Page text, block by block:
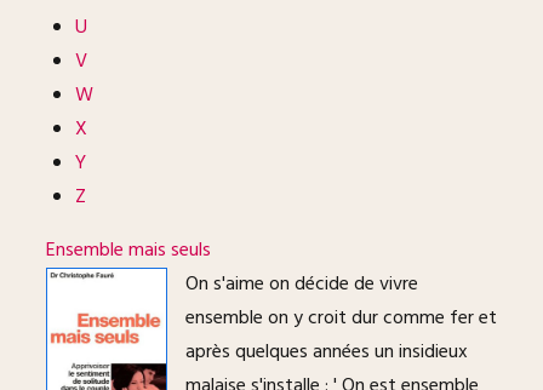
U
V
W
X
Y
Z
Ensemble mais seuls
On s'aime on décide de vivre
ensemble on y croit dur comme fer et
après quelques années un insidieux